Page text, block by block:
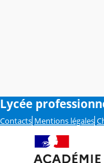
Lycée
Contacts Mentions légales